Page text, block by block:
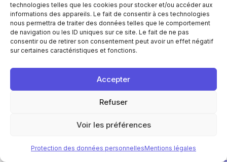
technologies telles que les cookies pour stocker et/ou accéder aux
informations des appareils. Le fait de consentir à ces technologies
nous permettra de traiter des données telles que le comportement
de navigation ou les ID uniques sur ce site. Le fait de ne pas
consentir ou de retirer son consentement peut avoir un effet négatif
sur certaines caractéristiques et fonctions.
Accepter
Refuser
Voir les préférences
Protection des données personnellesMentions légales
Un projet stratégique, une réflexion en cours
ou un besoin d’expertise ?
Les équipes APL Data Center sont à votre
écoute pour vous accompagner.
Contactez-nous